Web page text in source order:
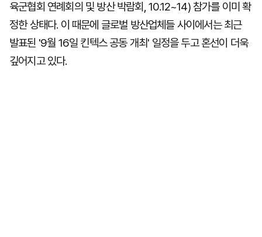
육군협회 연례회의 및 방산 박람회, 10.12~14) 참가를 이미 확
정한 상태다. 이 때문에 글로벌 방산업체들 사이에서는 최근
발표된 '9월 16일 킨텍스 공동 개최' 일정을 두고 혼선이 더욱
깊어지고 있다.